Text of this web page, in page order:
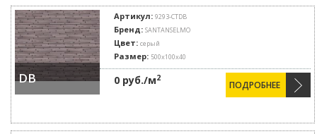
DB
Артикул: 9293-CTDB
Бренд: SANTANSELMO
Цвет: серый
Размер: 500х100х40
0 руб./м2
ПОДРОБНЕЕ